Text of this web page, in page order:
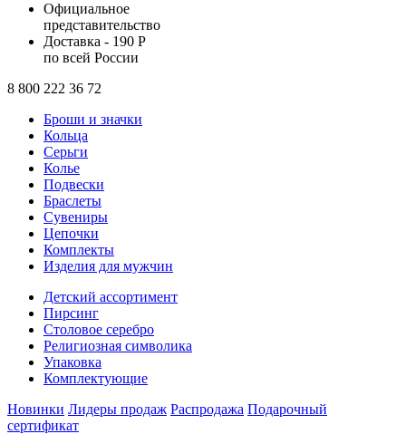
Официальное
представительство
Доставка - 190 Р
по всей России
8 800 222 36 72
Броши и значки
Кольца
Серьги
Колье
Подвески
Браслеты
Сувениры
Цепочки
Комплекты
Изделия для мужчин
Детский ассортимент
Пирсинг
Столовое серебро
Религиозная символика
Упаковка
Комплектующие
Новинки Лидеры продаж Распродажа Подарочный
сертификат